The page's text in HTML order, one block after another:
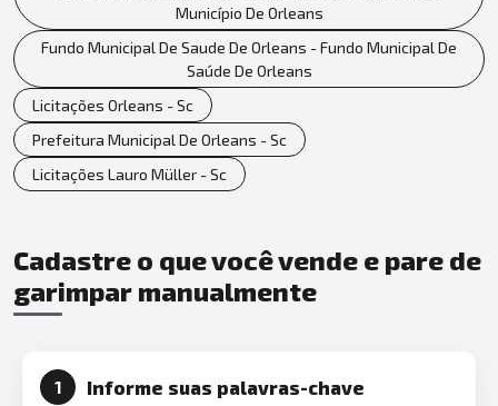
Município De Orleans
Fundo Municipal De Saude De Orleans - Fundo Municipal De
Saúde De Orleans
Licitações Orleans - Sc
Prefeitura Municipal De Orleans - Sc
Licitações Lauro Müller - Sc
Cadastre o que você vende e pare de
garimpar manualmente
1 Informe suas palavras-chave